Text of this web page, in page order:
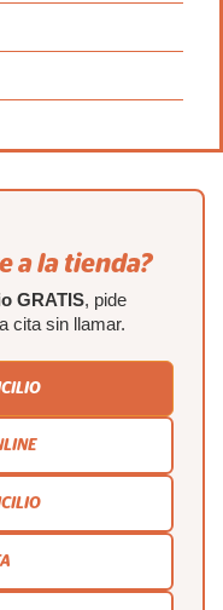
a la tienda?
GRATIS, pide
cita sin llamar.